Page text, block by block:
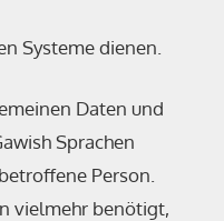
Systeme dienen.
Daten und
Sprachen
Person.
vielmehr benötigt,